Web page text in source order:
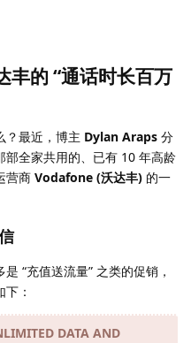
丰的 “通话时长百万
？最近，博主 Dylan Araps 分
全家共用的、已有 10 年高龄
营商 Vodafone (沃达丰) 的一
“充值送流量” 之类的促销，
：
DATA AND